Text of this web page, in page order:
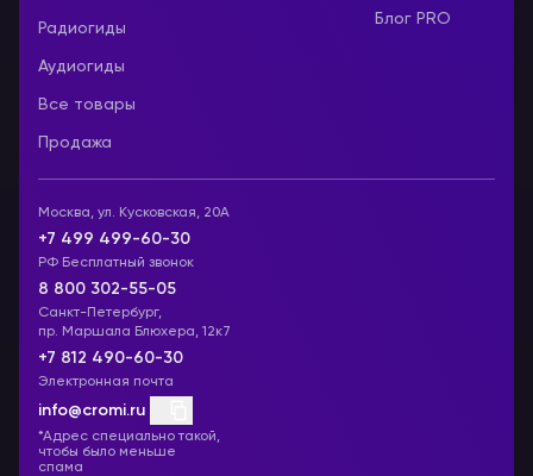
Радиогиды
Аудиогиды
Все товары
Продажа
Блог PRO
Москва, ул. Кусковская, 20А
+7 499 499-60-30
РФ Бесплатный звонок
8 800 302-55-05
Санкт-Петербург,
пр. Маршала Блюхера, 12к7
+7 812 490-60-30
Электронная почта
info@cromi.ru
*Адрес специально такой,
чтобы было меньше
спама